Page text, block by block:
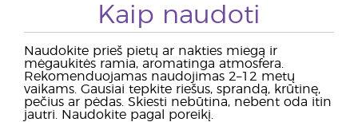
Kaip naudoti
Naudokite prieš pietų ar nakties miegą ir
mėgaukitės ramia, aromatinga atmosfera.
Rekomenduojamas naudojimas 2–12 metų
vaikams. Gausiai tepkite riešus, sprandą, krūtinę,
pečius ar pėdas. Skiesti nebūtina, nebent oda itin
jautri. Naudokite pagal poreikį.